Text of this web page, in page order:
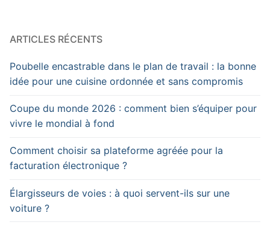
ARTICLES RÉCENTS
Poubelle encastrable dans le plan de travail : la bonne
idée pour une cuisine ordonnée et sans compromis
Coupe du monde 2026 : comment bien s’équiper pour
vivre le mondial à fond
Comment choisir sa plateforme agréée pour la
facturation électronique ?
Élargisseurs de voies : à quoi servent-ils sur une
voiture ?